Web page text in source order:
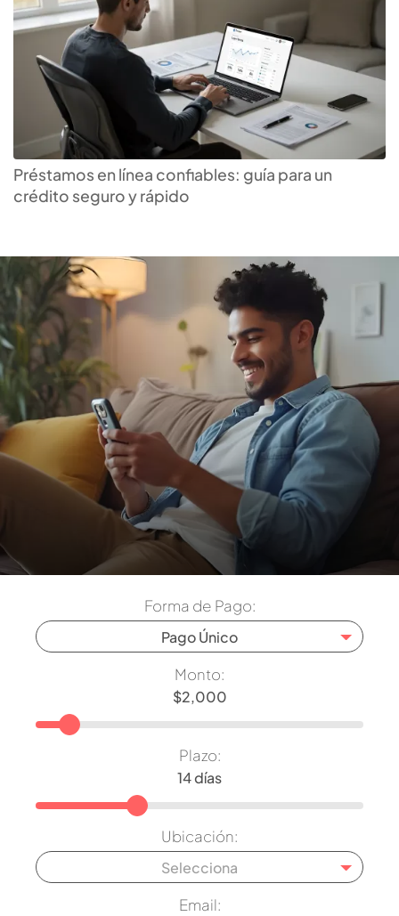
Préstamos en línea confiables: guía para un
crédito seguro y rápido
Encuentra elpréstamo
inmediatoideal para ti
Forma de Pago:
Pago Único
Monto:
Plazo:
Ubicación:
Selecciona
Email: